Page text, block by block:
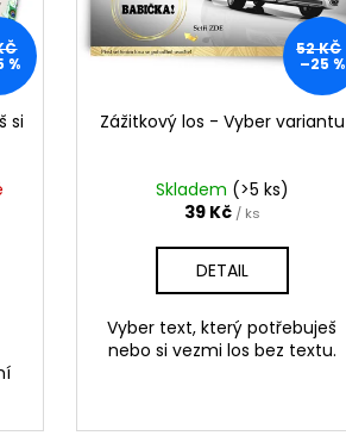
%
si
52 KČ
–25 %
Zážitkový los - Vyber variantu
Skladem (>5 ks)
39 Kč / ks
DETAIL
Vyber text, který potřebuješ
nebo si vezmi los bez textu.